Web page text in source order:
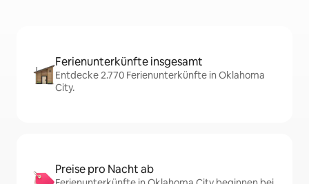
Ferienunterkünfte insgesamt
Entdecke 2.770 Ferienunterkünfte in Oklahoma
City.
Preise pro Nacht ab